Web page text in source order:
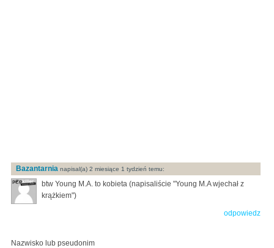
Bazantarnia napisal(a) 2 miesiące 1 tydzień temu:
btw Young M.A. to kobieta (napisaliście "Young M.A wjechał z
krążkiem")
odpowiedz
Nazwisko lub pseudonim